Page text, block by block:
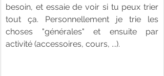
besoin, et essaie de voir si tu peux trier
tout ça. Personnellement je trie les
choses "générales" et ensuite par
activité (accessoires, cours, ...).